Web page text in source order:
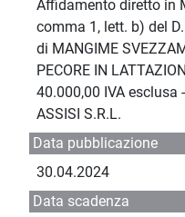
Affidamento diretto in
comma 1, lett. b) del
di MANGIME
PECORE IN
40.000,00 IVA esclusa
ASSISI S.R.L.
Data pubblicazione
30.04.2024
Data scadenza